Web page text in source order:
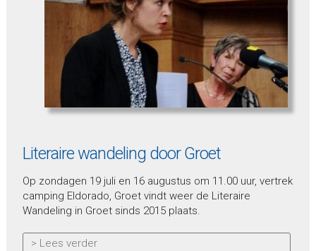
Literaire wandeling door Groet
Op zondagen 19 juli en 16 augustus om 11.00 uur, vertrek
camping Eldorado, Groet vindt weer de Literaire
Wandeling in Groet sinds 2015 plaats.
> Lees verder